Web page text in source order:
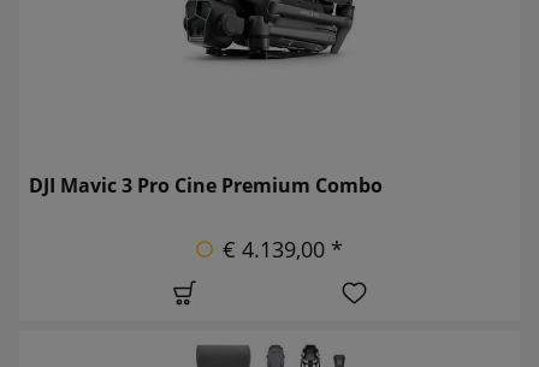
DJI Mavic 3 Pro Cine Premium Combo
€ 4.139,00 *